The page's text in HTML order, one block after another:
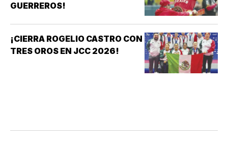
GUERREROS!
¡CIERRA ROGELIO CASTRO CON
TRES OROS EN JCC 2026!